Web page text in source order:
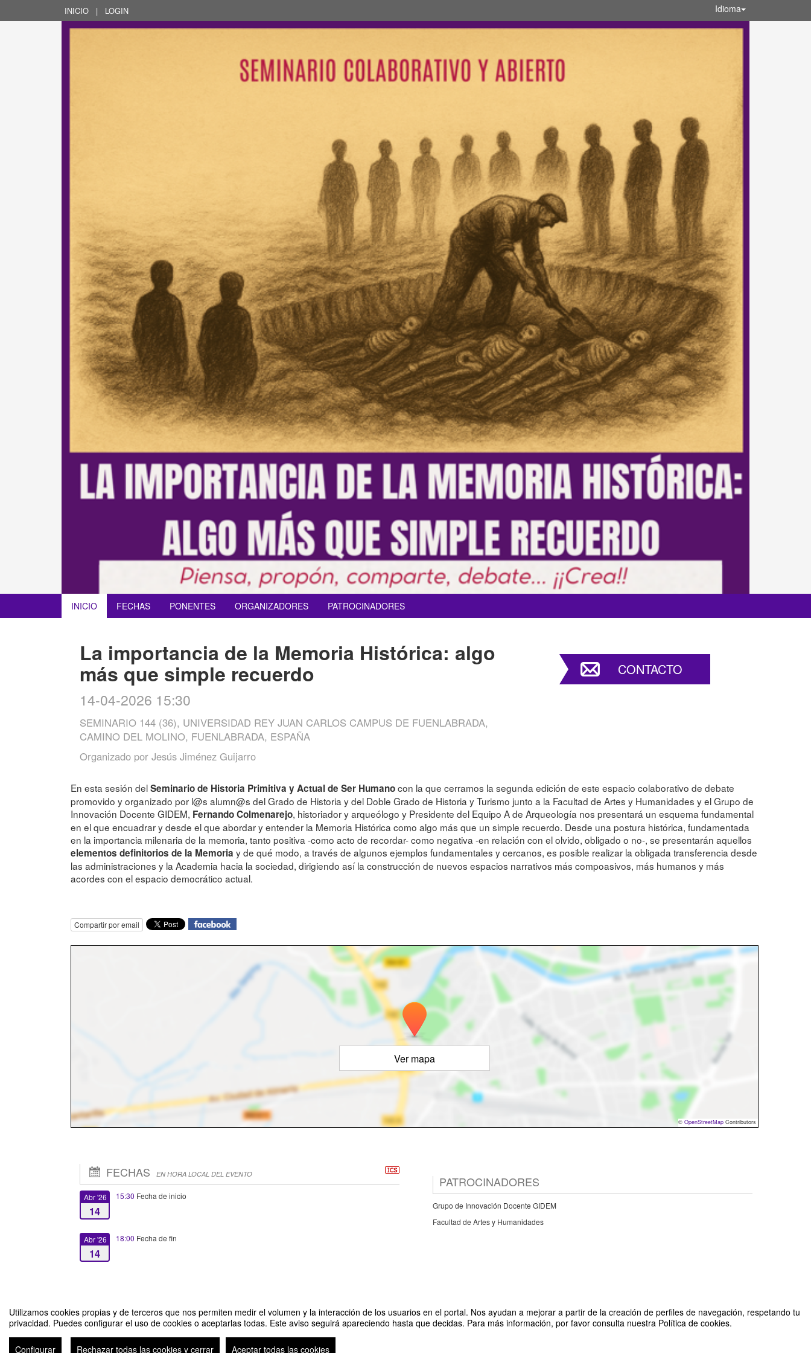
Utilizamos cookies propias y de terceros que nos permiten medir el volumen y la interacción de los usuarios en el portal. Nos ayudan a mejorar a partir de la creación de perfiles de navegación, respetando tu
privacidad. Puedes configurar el uso de cookies o aceptarlas todas. Este aviso seguirá apareciendo hasta que decidas. Para más información, por favor consulta nuestra Política de cookies.
Configurar Rechazar todas las cookies y cerrar Aceptar todas las cookies
INICIO | LOGIN Idioma
INICIO FECHAS PONENTES ORGANIZADORES PATROCINADORES
La importancia de la Memoria Histórica: algo
más que simple recuerdo
14-04-2026 15:30
SEMINARIO 144 (36), UNIVERSIDAD REY JUAN CARLOS CAMPUS DE FUENLABRADA,
CAMINO DEL MOLINO, FUENLABRADA, ESPAÑA
Organizado por Jesús Jiménez Guijarro
CONTACTO
En esta sesión delSeminario de Historia Primitiva y Actual de Ser Humanocon la que cerramos la segunda edición de este espacio colaborativo de debate
promovido y organizado por l@s alumn@s del Grado de Historia y del Doble Grado de Historia y Turismo junto a la Facultad de Artes y Humanidades y el Grupo de
Innovación Docente GIDEM, Fernando Colmenarejo, historiador y arqueólogo y Presidente del Equipo A de Arqueología nos presentará un esquema fundamental
en el que encuadrar y desde el que abordar y entender la Memoria Histórica como algo más que un simple recuerdo. Desde una postura histórica, fundamentada
en la importancia milenaria de la memoria, tanto positiva -como acto de recordar- como negativa -en relación con el olvido, obligado o no-, se presentarán aquellos
elementos definitorios de la Memoria y de qué modo, a través de algunos ejemplos fundamentales y cercanos, es posible realizar la obligada transferencia desde
las administraciones y la Academia hacia la sociedad, dirigiendo así la construcción de nuevos espacios narrativos más compoasivos, más humanos y más
acordes con el espacio democrático actual.
Compartir por email
Ver mapa
© OpenStreetMap Contributors
FECHAS EN HORA LOCAL DEL EVENTO
Abr '26
14
15:30 Fecha de inicio
Abr '26
14
18:00 Fecha de fin
PATROCINADORES
Grupo de Innovación Docente GIDEM
Facultad de Artes y Humanidades
La importancia de la Memoria Histórica: algo más que simple recuerdo Organizado por Jesús Jiménez Guijarro